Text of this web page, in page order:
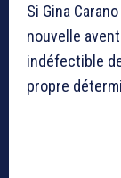
Si Gina
nouvelle
indéfectible
propre